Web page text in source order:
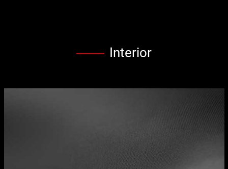
Interior